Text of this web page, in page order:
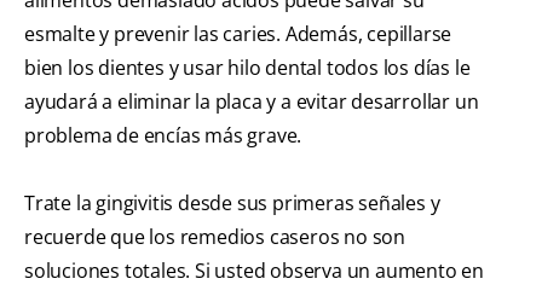
esmalte y prevenir las caries. Además, cepillarse
bien los dientes y usar hilo dental todos los días le
ayudará a eliminar la placa y a evitar desarrollar un
problema de encías más grave.
Trate la gingivitis desde sus primeras señales y
recuerde que los remedios caseros no son
soluciones totales. Si usted observa un aumento en